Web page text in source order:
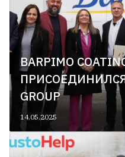
BARPIMO
ПРИСОЕДИНИЛСЯ
GROUP
14.05.2025